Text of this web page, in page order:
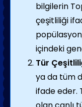
bilgilerin
çeşitliliği
içindeki
Tür
ya da tüm
ifade eder.